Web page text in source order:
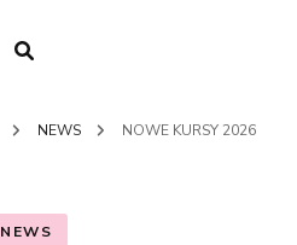
NEWS NOWE KURSY 2026
NEWS